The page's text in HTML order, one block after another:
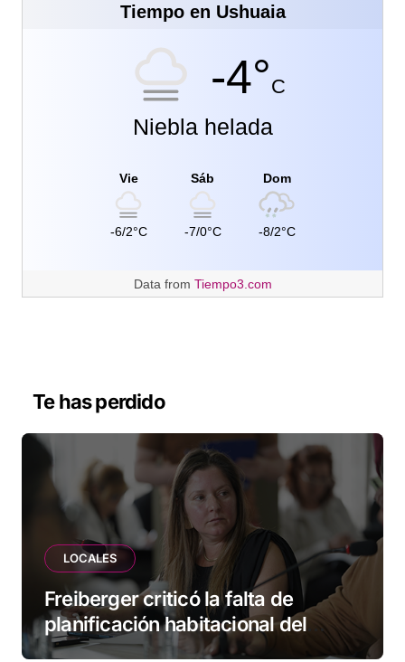
Tiempo en Ushuaia
-4°C
Niebla helada
Vie
-6/2°C
Sáb
-7/0°C
Dom
-8/2°C
Data from Tiempo3.com
Te has perdido
LOCALES
Freiberger criticó la falta de
planificación habitacional del
Municipio: “Vuoto deja afuera a